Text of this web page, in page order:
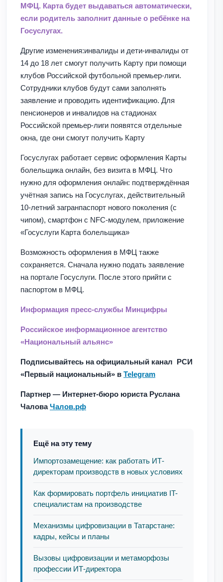
МФЦ. Карта будет выдаваться автоматически,
если родитель заполнит данные о ребёнке на
Госуслугах.
Другие изменения:инвалиды и дети-инвалиды от
14 до 18 лет смогут получить Карту при помощи
клубов Российской футбольной премьер-лиги.
Сотрудники клубов будут сами заполнять
заявление и проводить идентификацию. Для
пенсионеров и инвалидов на стадионах
Российской премьер-лиги появятся отдельные
окна, где они смогут получить Карту
Госуслугах работает сервис оформления Карты
болельщика онлайн, без визита в МФЦ. Что
нужно для оформления онлайн: подтверждённая
учётная запись на Госуслугах, действительный
10-летний загранпаспорт нового поколения (с
чипом), смартфон с NFC-модулем, приложение
«Госуслуги Карта болельщика»
Возможность оформления в МФЦ также
сохраняется. Сначала нужно подать заявление
на портале Госуслуги. После этого прийти с
паспортом в МФЦ.
Информация пресс-службы Минцифры
Российское информационное агентство
«Национальный альянс»
Подписывайтесь на официальный канал РСИ
«Первый национальный» в Telegram
Партнер — Интернет-бюро юриста Руслана
ЧаловаЧалов.рф
Ещё на эту тему
Импортозамещение: как работать ИТ-
директорам производств в новых условиях
Как формировать портфель инициатив IT-
специалистам на производстве
Механизмы цифровизации в Татарстане:
кадры, кейсы и планы
Вызовы цифровизации и метаморфозы
профессии ИТ-директора